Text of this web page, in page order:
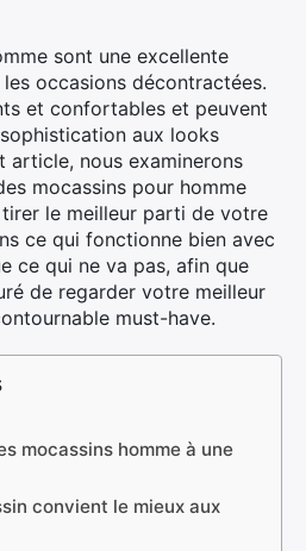
sont une excellente
occasions décontractées.
et confortables et peuvent
aux looks
article, nous examinerons
mocassins pour homme
le meilleur parti de votre
ce qui fonctionne bien avec
ce qui ne va pas, afin que
de regarder votre meilleur
must-have.
mocassins homme à une
convient le mieux aux